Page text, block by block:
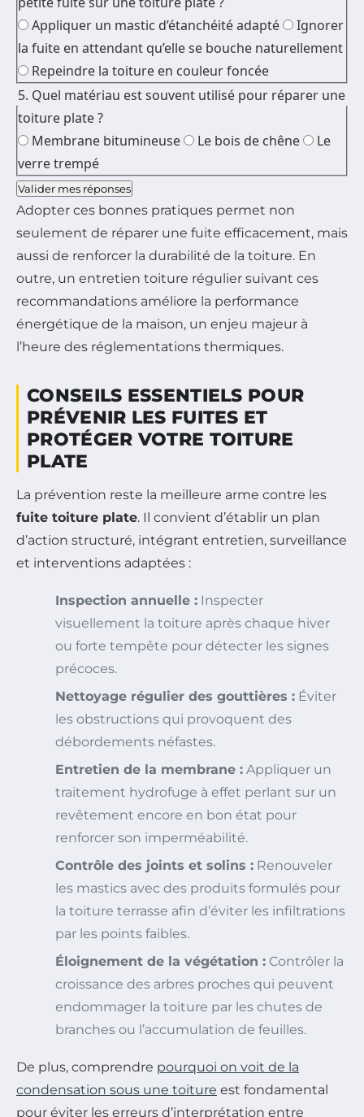
Appliquer un mastic d’étanchéité adapté
Ignorer
la fuite en attendant qu’elle se bouche naturellement
Repeindre la toiture en couleur foncée
5. Quel matériau est souvent utilisé pour réparer une
toiture plate ?
Membrane bitumineuse
Le bois de chêne
Le
verre trempé
Valider mes réponses
Adopter ces bonnes pratiques permet non
seulement de réparer une fuite efficacement, mais
aussi de renforcer la durabilité de la toiture. En
outre, un entretien toiture régulier suivant ces
recommandations améliore la performance
énergétique de la maison, un enjeu majeur à
l’heure des réglementations thermiques.
CONSEILS ESSENTIELS POUR
PRÉVENIR LES FUITES ET
PROTÉGER VOTRE TOITURE
PLATE
La prévention reste la meilleure arme contre les
fuite toiture plate. Il convient d’établir un plan
d’action structuré, intégrant entretien, surveillance
et interventions adaptées :
Inspection annuelle : Inspecter
visuellement la toiture après chaque hiver
ou forte tempête pour détecter les signes
précoces.
Nettoyage régulier des gouttières : Éviter
les obstructions qui provoquent des
débordements néfastes.
Entretien de la membrane : Appliquer un
traitement hydrofuge à effet perlant sur un
revêtement encore en bon état pour
renforcer son imperméabilité.
Contrôle des joints et solins : Renouveler
les mastics avec des produits formulés pour
la toiture terrasse afin d’éviter les infiltrations
par les points faibles.
Éloignement de la végétation : Contrôler la
croissance des arbres proches qui peuvent
endommager la toiture par les chutes de
branches ou l’accumulation de feuilles.
De plus, comprendre pourquoi on voit de la
condensation sous une toiture est fondamental
pour éviter les erreurs d’interprétation entre